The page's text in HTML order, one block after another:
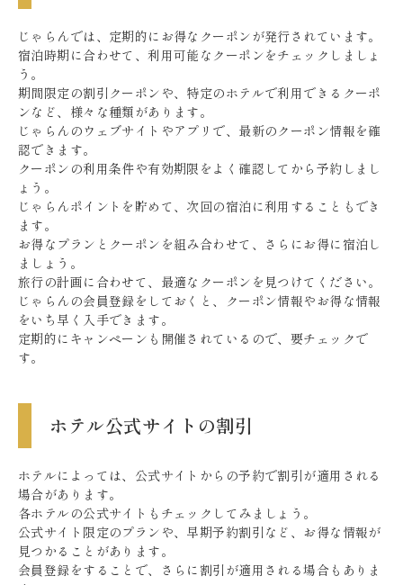
じゃらんでは、定期的にお得なクーポンが発行されています。
宿泊時期に合わせて、利用可能なクーポンをチェックしましょ
う。
期間限定の割引クーポンや、特定のホテルで利用できるクーポ
ンなど、様々な種類があります。
じゃらんのウェブサイトやアプリで、最新のクーポン情報を確
認できます。
クーポンの利用条件や有効期限をよく確認してから予約しまし
ょう。
じゃらんポイントを貯めて、次回の宿泊に利用することもでき
ます。
お得なプランとクーポンを組み合わせて、さらにお得に宿泊し
ましょう。
旅行の計画に合わせて、最適なクーポンを見つけてください。
じゃらんの会員登録をしておくと、クーポン情報やお得な情報
をいち早く入手できます。
定期的にキャンペーンも開催されているので、要チェックで
す。
ホテル公式サイトの割引
ホテルによっては、公式サイトからの予約で割引が適用される
場合があります。
各ホテルの公式サイトもチェックしてみましょう。
公式サイト限定のプランや、早期予約割引など、お得な情報が
見つかることがあります。
会員登録をすることで、さらに割引が適用される場合もありま